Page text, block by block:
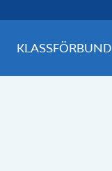
KLASSFÖRBUND